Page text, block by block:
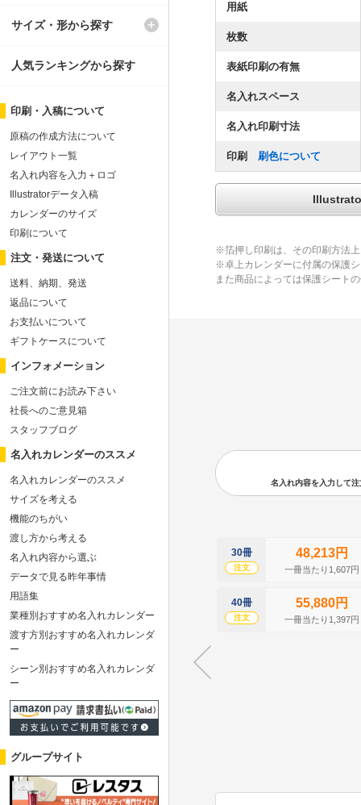
用紙
枚数
表紙印刷の有無
名入れスペース
名入れ印刷寸法
印刷 刷色について
※箔押し印刷は、その印刷方法
※卓上カレンダーに付属の保護
また商品によっては保護シート
名入れ内容を入力して
30冊
注文
48,213円
一冊当たり1,607円
40冊
注文
55,880円
一冊当たり1,397円
サイズ・形から探す
人気ランキングから探す
印刷・入稿について
原稿の作成方法について
レイアウト一覧
名入れ内容を入力＋ロゴ
Illustratorデータ入稿
カレンダーのサイズ
印刷について
注文・発送について
送料、納期、発送
返品について
お支払いについて
ギフトケースについて
インフォメーション
ご注文前にお読み下さい
社長へのご意見箱
スタッフブログ
名入れカレンダーのススメ
名入れカレンダーのススメ
サイズを考える
機能のちがい
渡し方から考える
名入れ内容から選ぶ
データで見る昨年事情
用語集
業種別おすすめ名入れカレンダー
渡す方別おすすめ名入れカレンダ
ー
シーン別おすすめ名入れカレンダ
ー
グループサイト